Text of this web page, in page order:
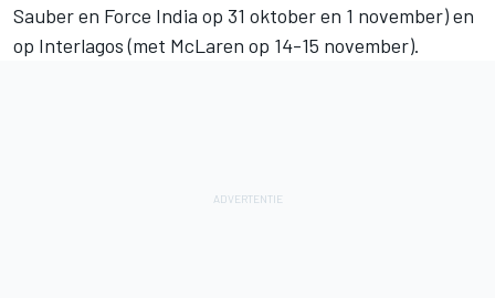
Sauber en Force India op 31 oktober en 1 november) en
op Interlagos (met McLaren op 14-15 november).